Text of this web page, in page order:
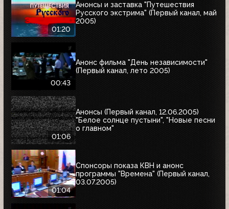
01:20
Анонсы и заставка "Путешествия
Русского экстрима" (Первый канал, май
2005)
00:43
Анонс фильма "День независимости"
(Первый канал, лето 2005)
01:06
Анонсы (Первый канал, 12.06.2005)
"Белое солнце пустыни", "Новые песни
о главном"
01:04
Спонсоры показа КВН и анонс
программы "Времена" (Первый канал,
03.07.2005)